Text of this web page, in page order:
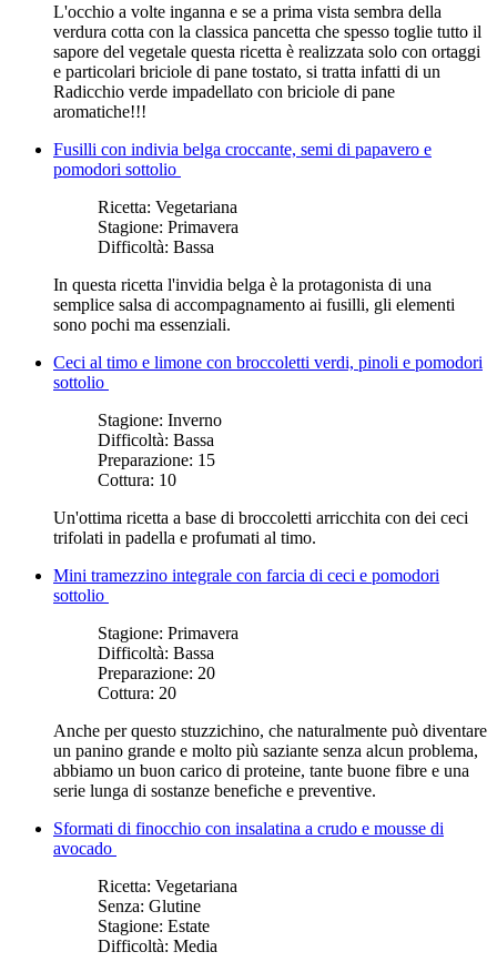
L'occhio a volte inganna e se a prima vista sembra della
verdura cotta con la classica pancetta che spesso toglie tutto il
sapore del vegetale questa ricetta è realizzata solo con ortaggi
e particolari briciole di pane tostato, si tratta infatti di un
Radicchio verde impadellato con briciole di pane
aromatiche!!!
Fusilli con indivia belga croccante, semi di papavero e
pomodori sottolio
Ricetta: Vegetariana
Stagione: Primavera
Difficoltà: Bassa
In questa ricetta l'invidia belga è la protagonista di una
semplice salsa di accompagnamento ai fusilli, gli elementi
sono pochi ma essenziali.
Ceci al timo e limone con broccoletti verdi, pinoli e pomodori
sottolio
Stagione: Inverno
Difficoltà: Bassa
Preparazione: 15
Cottura: 10
Un'ottima ricetta a base di broccoletti arricchita con dei ceci
trifolati in padella e profumati al timo.
Mini tramezzino integrale con farcia di ceci e pomodori
sottolio
Stagione: Primavera
Difficoltà: Bassa
Preparazione: 20
Cottura: 20
Anche per questo stuzzichino, che naturalmente può diventare
un panino grande e molto più saziante senza alcun problema,
abbiamo un buon carico di proteine, tante buone fibre e una
serie lunga di sostanze benefiche e preventive.
Sformati di finocchio con insalatina a crudo e mousse di
avocado
Ricetta: Vegetariana
Senza: Glutine
Stagione: Estate
Difficoltà: Media